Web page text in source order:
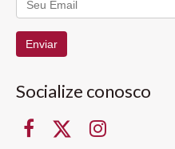
Enviar
Socialize conosco